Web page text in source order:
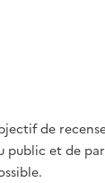
de
public et de